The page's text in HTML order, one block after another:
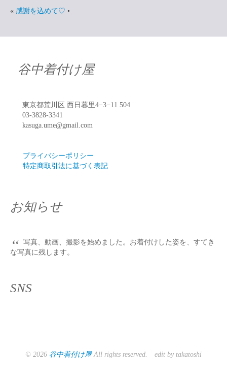
« 感謝を込めて♡ •
谷中着付け屋
東京都荒川区 西日暮里4−3−11 504
03-3828-3341
kasuga.ume@gmail.com
プライバシーポリシー
特定商取引法に基づく表記
お知らせ
“ 写真、動画、撮影を始めました。お着付けした姿を、すてき
な写真に残します。
SNS
© 2026 谷中着付け屋All rights reserved. edit by takatoshi